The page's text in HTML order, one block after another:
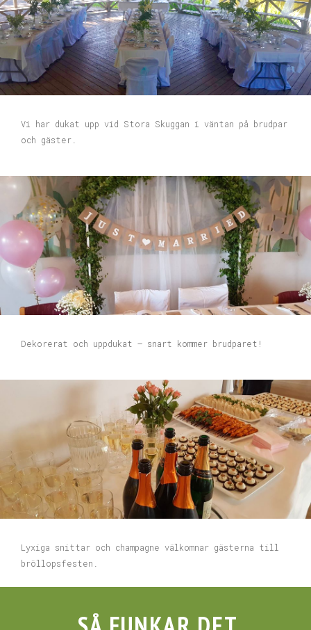
Vi har dukat upp vid Stora Skuggan i väntan på brudpar
och gäster.
Dekorerat och uppdukat – snart kommer brudparet!
Lyxiga snittar och champagne välkomnar gästerna till
bröllopsfesten.